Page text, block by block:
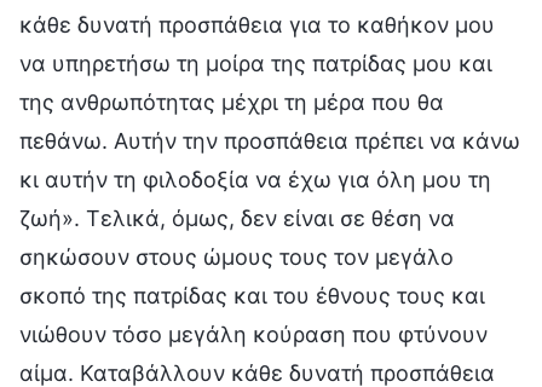
κάθε δυνατή προσπάθεια για το καθήκον μου
να υπηρετήσω τη μοίρα της πατρίδας μου και
της ανθρωπότητας μέχρι τη μέρα που θα
πεθάνω. Αυτήν την προσπάθεια πρέπει να κάνω
κι αυτήν τη φιλοδοξία να έχω για όλη μου τη
ζωή». Τελικά, όμως, δεν είναι σε θέση να
σηκώσουν στους ώμους τους τον μεγάλο
σκοπό της πατρίδας και του έθνους τους και
νιώθουν τόσο μεγάλη κούραση που φτύνουν
αίμα. Καταβάλλουν κάθε δυνατή προσπάθεια